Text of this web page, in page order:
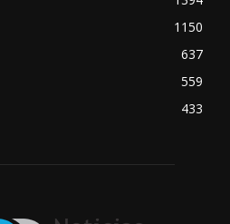
1150
637
559
433